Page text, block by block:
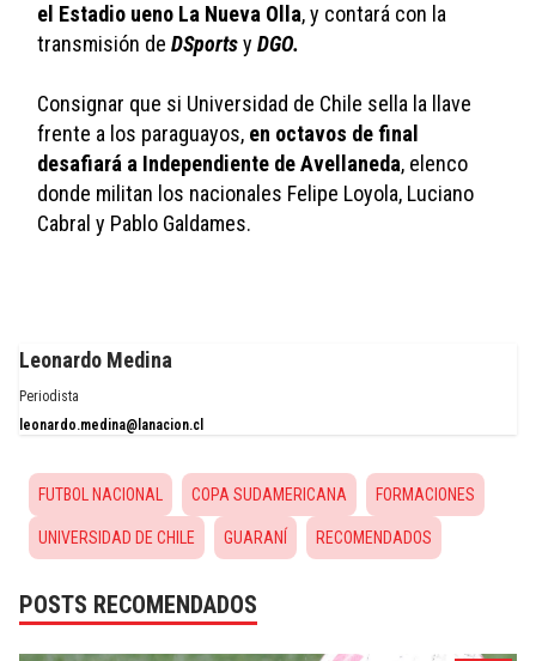
el Estadio ueno La Nueva Olla, y contará con la
transmisión de DSports y DGO.
Consignar que si Universidad de Chile sella la llave
frente a los paraguayos, en octavos de final
desafiará a Independiente de Avellaneda, elenco
donde militan los nacionales Felipe Loyola, Luciano
Cabral y Pablo Galdames.
Leonardo Medina
Periodista
leonardo.medina@lanacion.cl
FUTBOL NACIONAL COPA SUDAMERICANA FORMACIONES
UNIVERSIDAD DE CHILE GUARANÍ RECOMENDADOS
POSTS RECOMENDADOS